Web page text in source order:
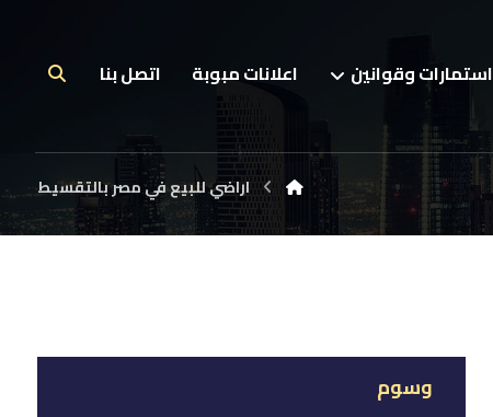
استمارات وقوانين اعلانات مبوبة اتصل بنا
اراضي للبيع في مصر بالتقسيط
وسوم